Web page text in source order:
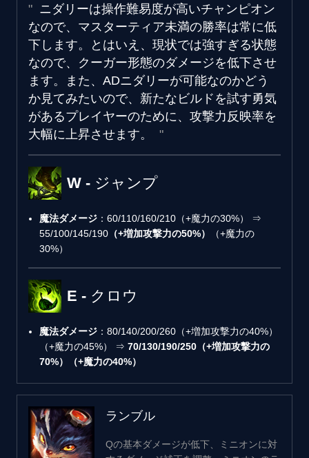
ニダリーは操作難易度が高いチャンピオン
なので、マスターティア未満の勝率は常に低
下します。とはいえ、現状では強すぎる状態
なので、クーガー形態のダメージを低下させ
ます。また、ADニダリーが可能なのかどう
か見てみたいので、新たなビルドを試す勇気
があるプレイヤーのために、攻撃力反映率を
大幅に上昇させます。
W - ジャンプ
魔法ダメージ ：60/110/160/210（+魔力の30%） ⇒
55/100/145/190 （+増加攻撃力の50%）
（+魔力の
30%）
E - クロウ
魔法ダメージ ：80/140/200/260（+増加攻撃力の40%）
（+魔力の45%） ⇒ 70/130/190/250（+増加攻撃力の
70%）（+魔力の40%）
ランブル
Qの基本ダメージが低下、ミニオンに対